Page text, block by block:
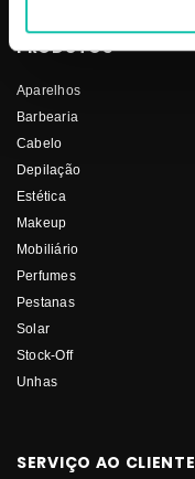
PRODUTOS
Aparelhos
Barbearia
Cabelo
Depilação
Estética
Makeup
Mobiliário
Perfumes
Pestanas
Solar
Stock-Off
Unhas
SERVIÇO AO CLIENTE